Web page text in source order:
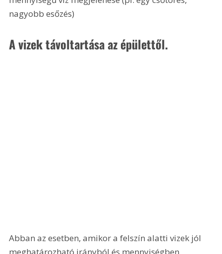
nagyobb esőzés)
A vizek távoltartása az épülettől.
Abban az esetben, amikor a felszín alatti vizek jól